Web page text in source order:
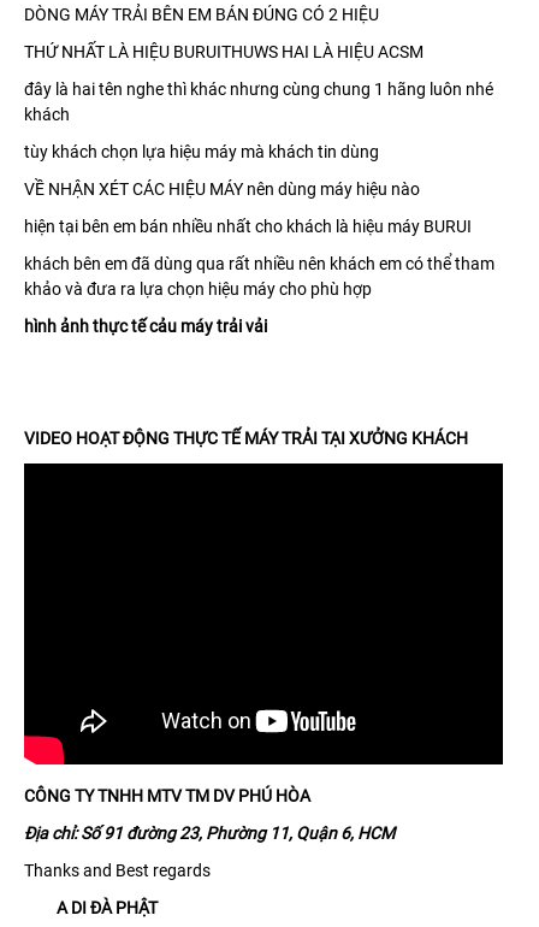
DÒNG MÁY TRẢI BÊN EM BÁN ĐÚNG CÓ 2 HIỆU
THỨ NHẤT LÀ HIỆU BURUITHUWS HAI LÀ HIỆU ACSM
đây là hai tên nghe thì khác nhưng cùng chung 1 hãng luôn nhé
khách
tùy khách chọn lựa hiệu máy mà khách tin dùng
VỀ NHẬN XÉT CÁC HIỆU MÁY nên dùng máy hiệu nào
hiện tại bên em bán nhiều nhất cho khách là hiệu máy BURUI
khách bên em đã dùng qua rất nhiều nên khách em có thể tham
khảo và đưa ra lựa chọn hiệu máy cho phù hợp
hình ảnh thực tế cảu máy trải vải
VIDEO HOẠT ĐỘNG THỰC TẾ MÁY TRẢI TẠI XƯỞNG KHÁCH
CÔNG TY TNHH MTV TM DV PHÚ HÒA
Địa chỉ: Số 91 đường 23, Phường 11, Quận 6, HCM
Thanks and Best regards
A DI ĐÀ PHẬT